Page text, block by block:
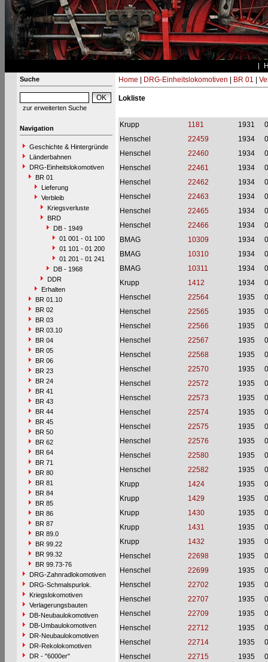
Suche
zur erweiterten Suche
Navigation
Geschichte & Hintergründe
Länderbahnen
DRG-Einheitslokomotiven
BR 01
Lieferung
Verbleib
Kriegsverluste
BRD
DB - 1949
01 001 - 01 100
01 101 - 01 200
01 201 - 01 241
DB - 1968
DDR
Erhalten
BR 01.10
BR 02
BR 03
BR 03.10
BR 04
BR 05
BR 06
BR 23
BR 24
BR 41
BR 43
BR 44
BR 45
BR 50
BR 62
BR 64
BR 71
BR 80
BR 81
BR 84
BR 85
BR 86
BR 87
BR 89.0
BR 99.22
BR 99.32
BR 99.73-76
DRG-Zahnradlokomotiven
DRG-Schmalspurlok.
Kriegslokomotiven
Verlagerungsbauten
DB-Neubaulokomotiven
DB-Umbaulokomotiven
DR-Neubaulokomotiven
DR-Rekolokomotiven
DR - "6000er"
Home DRG-Einheitslokomotiven BR 01
Lokliste
Krupp 1181 1931
Henschel
22459 1934
Henschel
22460 1934
Henschel
22461 1934
Henschel
22462 1934
Henschel
22463 1934
Henschel
22465 1934
Henschel
22466 1934
BMAG
10309 1934
BMAG
10310 1934
BMAG
10311 1934
Krupp
1412 1934
Henschel
22564 1935
Henschel
22565 1935
Henschel
22566 1935
Henschel
22567 1935
Henschel
22568 1935
Henschel
22570 1935
Henschel
22572 1935
Henschel
22573 1935
Henschel
22574 1935
Henschel
22575 1935
Henschel
22576 1935
Henschel
22580 1935
Henschel
22582 1935
Krupp
1424 1935
Krupp
1429 1935
Krupp
1430 1935
Krupp
1431 1935
Krupp
1432 1935
Henschel
22698 1935
Henschel
22699 1935
Henschel
22702 1935
Henschel
22707 1935
Henschel
22709 1935
Henschel
22712 1935
Henschel
22714 1935
Henschel
22715 1935